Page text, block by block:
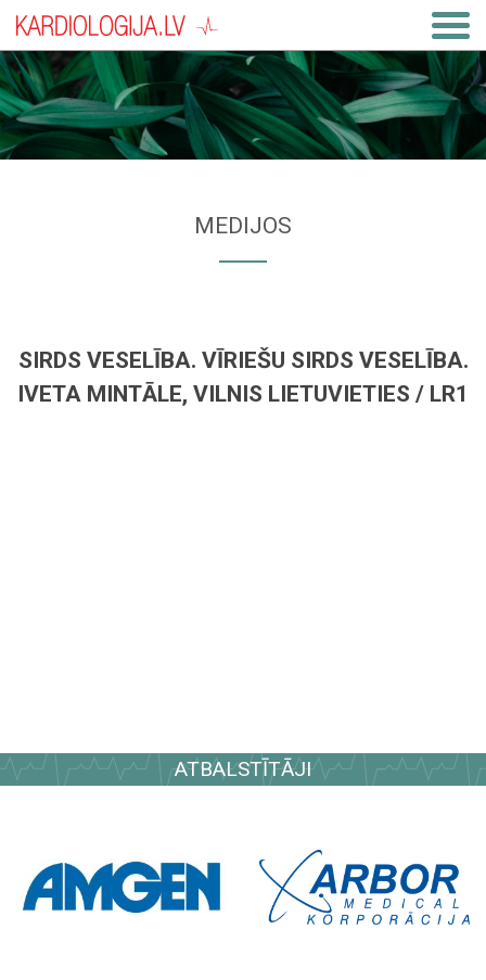
MEDIJOS
SIRDS VESELĪBA. VĪRIEŠU SIRDS VESELĪBA.
IVETA MINTĀLE, VILNIS LIETUVIETIES / LR1
ATBALSTĪTĀJI